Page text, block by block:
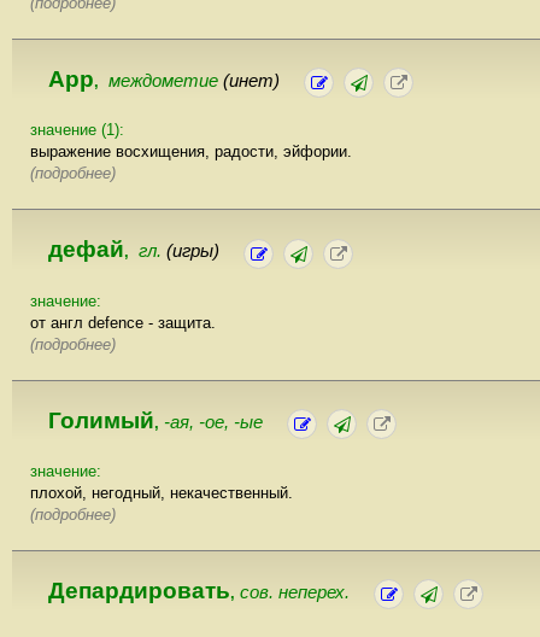
Арр, междометие (инет)
значение (1):
выражение восхищения, радости, эйфории.
(подробнее)
дефай, гл. (игры)
значение:
от англ defence - защита.
(подробнее)
Голимый, -ая, -ое, -ые
значение:
плохой, негодный, некачественный.
(подробнее)
Депардировать, сов. неперех.